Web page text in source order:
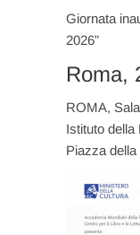
Giornata
2026”
Roma,
ROMA,
Istituto della
Piazza